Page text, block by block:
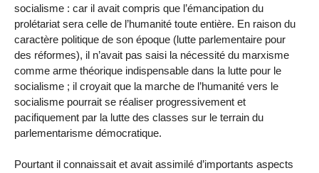
socialisme : car il avait compris que l’émancipation du
prolétariat sera celle de l’humanité toute entière. En raison du
caractère politique de son époque (lutte parlementaire pour
des réformes), il n’avait pas saisi la nécessité du marxisme
comme arme théorique indispensable dans la lutte pour le
socialisme ; il croyait que la marche de l’humanité vers le
socialisme pourrait se réaliser progressivement et
pacifiquement par la lutte des classes sur le terrain du
parlementarisme démocratique.
Pourtant il connaissait et avait assimilé d’importants aspects